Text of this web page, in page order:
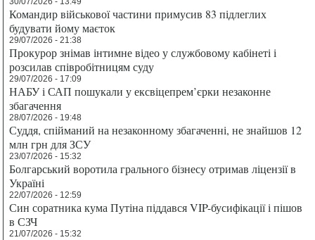
Командир військової частини примусив 83 підлеглих
будувати йому маєток
29/07/2026 - 21:38
Прокурор знімав інтимне відео у службовому кабінеті і
розсилав співробітницям суду
29/07/2026 - 17:09
НАБУ і САП пошукали у ексвіцепрем’єрки незаконне
збагачення
28/07/2026 - 19:48
Суддя, спійманий на незаконному збагаченні, не знайшов 12
млн грн для ЗСУ
23/07/2026 - 15:32
Болгарський воротила грального бізнесу отримав ліцензії в
Україні
22/07/2026 - 12:59
Син соратника кума Путіна піддався VIP-бусифікації і пішов
в СЗЧ
21/07/2026 - 15:32